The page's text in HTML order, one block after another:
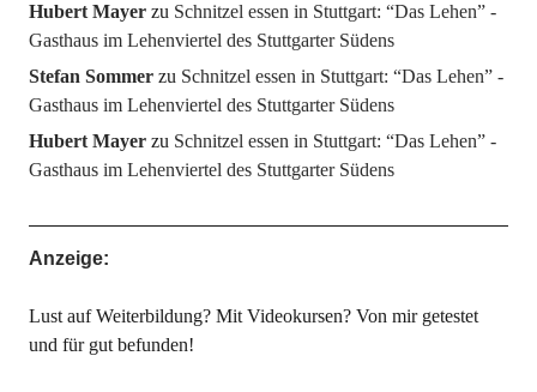
Hubert Mayerzu Schnitzel essen in Stuttgart: “Das Lehen” -
Gasthaus im Lehenviertel des Stuttgarter Südens
Stefan Sommerzu Schnitzel essen in Stuttgart: “Das Lehen” -
Gasthaus im Lehenviertel des Stuttgarter Südens
Hubert Mayerzu Schnitzel essen in Stuttgart: “Das Lehen” -
Gasthaus im Lehenviertel des Stuttgarter Südens
Anzeige:
Lust auf Weiterbildung? Mit Videokursen? Von mir getestet
und für gut befunden!